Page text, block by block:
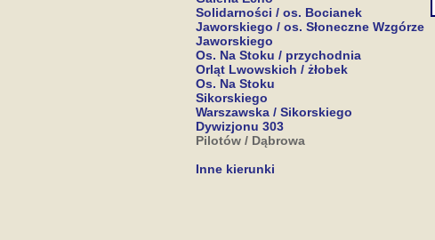
Solidarności / os. Bocianek
Jaworskiego / os. Słoneczne Wzgórze
Jaworskiego
Os. Na Stoku / przychodnia
Orląt Lwowskich / żłobek
Os. Na Stoku
Sikorskiego
Warszawska / Sikorskiego
Dywizjonu 303
Pilotów / Dąbrowa
Inne kierunki